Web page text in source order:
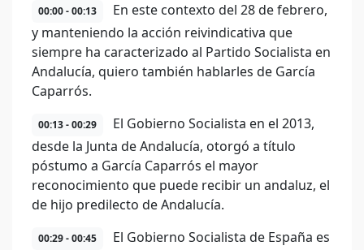
00:00 - 00:13
En este contexto del 28 de febrero,
y manteniendo la acción reivindicativa que
siempre ha caracterizado al Partido Socialista en
Andalucía, quiero también hablarles de García
Caparrós.
00:13 - 00:29
El Gobierno Socialista en el 2013,
desde la Junta de Andalucía, otorgó a título
póstumo a García Caparrós el mayor
reconocimiento que puede recibir un andaluz, el
de hijo predilecto de Andalucía.
00:29 - 00:45
El Gobierno Socialista de España es